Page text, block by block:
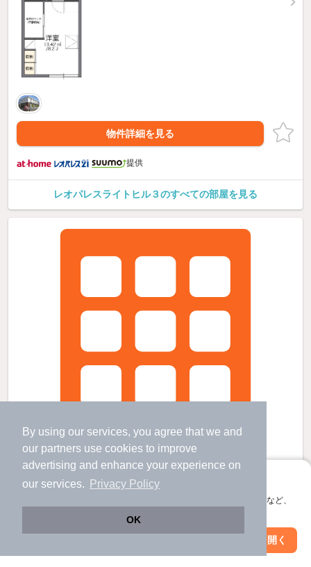
By using our services, you agree that we and
our partners use cookies to improve
advertising and enhance your experience on
our services.
Privacy Policy
OK
アプリに切り替えて、サクサクお部屋探し
会員登録なしですぐ使える。マップ検索やお気に入り保存など、
アプリを開く
物件詳細を見る
提供
レオパレスライトヒル３のすべての部屋を見る
レオパレスグレイスの賃貸物件
絞り込み条件を変更